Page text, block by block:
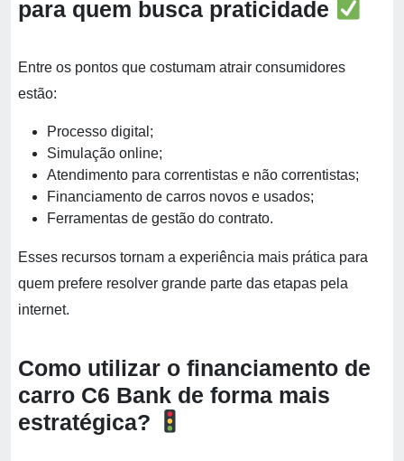
para quem busca praticidade
Entre os pontos que costumam atrair consumidores
estão:
Processo digital;
Simulação online;
Atendimento para correntistas e não correntistas;
Financiamento de carros novos e usados;
Ferramentas de gestão do contrato.
Esses recursos tornam a experiência mais prática para
quem prefere resolver grande parte das etapas pela
internet.
Como utilizar o financiamento de
carro C6 Bank de forma mais
estratégica?